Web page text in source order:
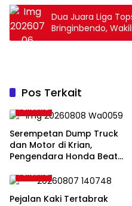
Dua Juara Liga
Bringinbendo,
di Nasional
Pos Terkait
Peristiwa
Serempetan Dump Truck
dan Motor di Krian,
Pengendara Honda Beat
Peristiwa
Pejalan Kaki Tertabrak